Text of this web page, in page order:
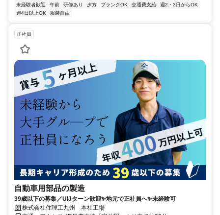
未経験者歓迎 午前 研修あり 夕方 ブランクOK 交通費支給
週2・3日からOK
週4日以上OK
服装自由
正社員
自動車用部品の製造
39歳以下の募集／UIJターン歓迎✨地元で正社員へ✨未経験可
株式会社住理工九州 本社工場